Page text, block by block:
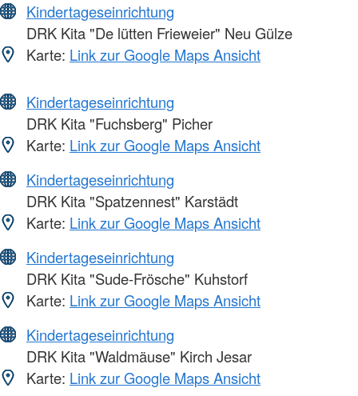
Kindertageseinrichtung
DRK Kita "De lütten Frieweier" Neu Gülze
Karte: Link zur Google Maps Ansicht
Kindertageseinrichtung
DRK Kita "Fuchsberg" Picher
Karte: Link zur Google Maps Ansicht
Kindertageseinrichtung
DRK Kita "Spatzennest" Karstädt
Karte: Link zur Google Maps Ansicht
Kindertageseinrichtung
DRK Kita "Sude-Frösche" Kuhstorf
Karte: Link zur Google Maps Ansicht
Kindertageseinrichtung
DRK Kita "Waldmäuse" Kirch Jesar
Karte: Link zur Google Maps Ansicht